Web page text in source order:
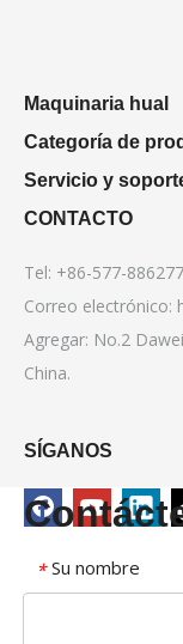
Maquinaria hual
Categoría de
Servicio y
CONTACTO
Tel: +86-577-
Correo electrónico:
Agregar: No.2
China.
SÍGANOS
* Su nombre